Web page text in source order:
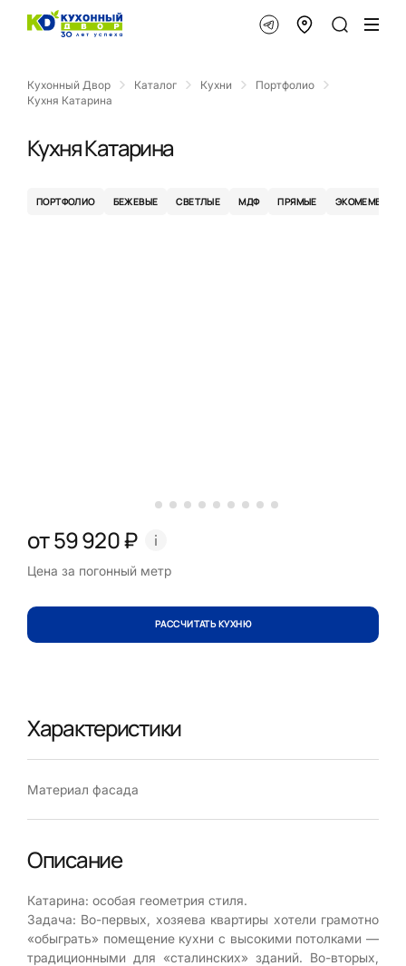
Кухонный Двор Каталог Кухни
Портфолио
Кухня Катарина
Кухня Катарина
ПОРТФОЛИО БЕЖЕВЫЕ СВЕТЛЫЕ МДФ ПРЯМЫЕ ЭКОМЕМБРАНА
от 59 920 ₽
Цена за погонный метр
РАССЧИТАТЬ КУХНЮ
Характеристики
Материал фасада
Описание
Катарина: особая геометрия стиля.
Задача: Во-первых, хозяева квартиры хотели грамотно
«обыграть» помещение кухни с высокими потолками —
традиционными для «сталинских» зданий. Во-вторых,